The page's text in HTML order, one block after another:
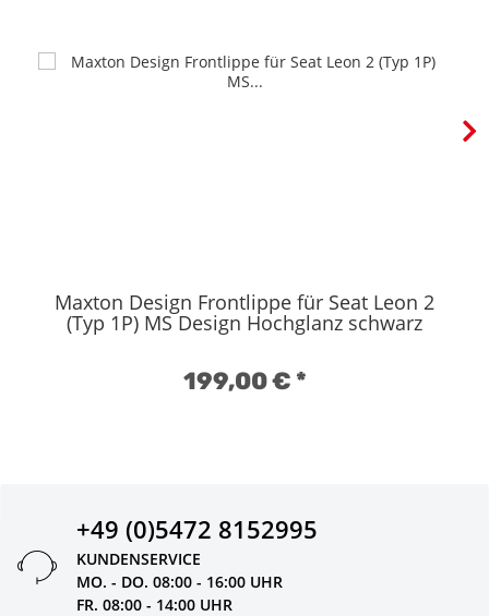
Maxton Design Frontlippe für Seat Leon 2
(Typ 1P) MS Design Hochglanz schwarz
199,00 €*
+49 (0)5472 8152995
KUNDENSERVICE
MO. - DO. 08:00 - 16:00 UHR
FR. 08:00 - 14:00 UHR